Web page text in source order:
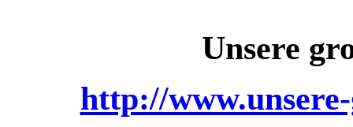
Unsere
http://